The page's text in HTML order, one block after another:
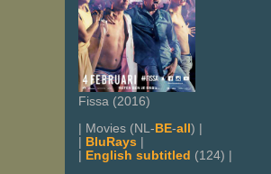
Fissa (2016)
| Movies (NL-BE-all) |
| BluRays |
| English subtitled (124) |